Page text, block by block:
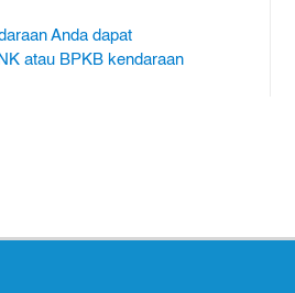
Anda dapat
atau BPKB kendaraan